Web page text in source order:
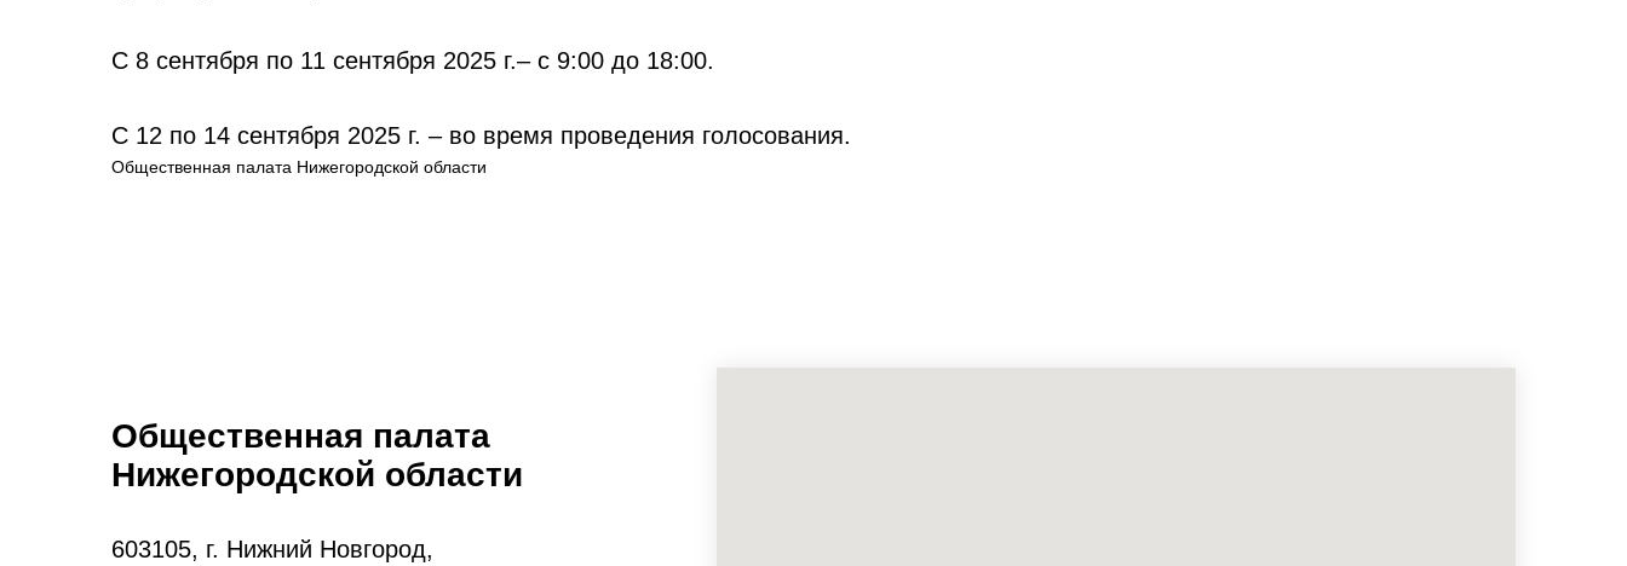
С 8 сентября по 11 сентября 2025 г.– с 9:00 до 18:00.
С 12 по 14 сентября 2025 г. – во время проведения голосования.
Общественная палата Нижегородской области
Общественная палата
Нижегородской области
603105, г. Нижний Новгород,